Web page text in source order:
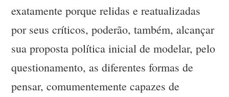
exatamente porque relidas e reatualizadas
por seus críticos, poderão, também, alcançar
sua proposta política inicial de modelar, pelo
questionamento, as diferentes formas de
pensar, comumentemente capazes de